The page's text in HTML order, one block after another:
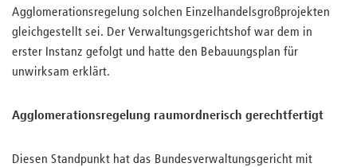
Agglomerationsregelung solchen Einzelhandelsgroßprojekten
gleichgestellt sei. Der Verwaltungsgerichtshof war dem in
erster Instanz gefolgt und hatte den Bebauungsplan für
unwirksam erklärt.
Agglomerationsregelung raumordnerisch gerechtfertigt
Diesen Standpunkt hat das Bundesverwaltungsgericht mit